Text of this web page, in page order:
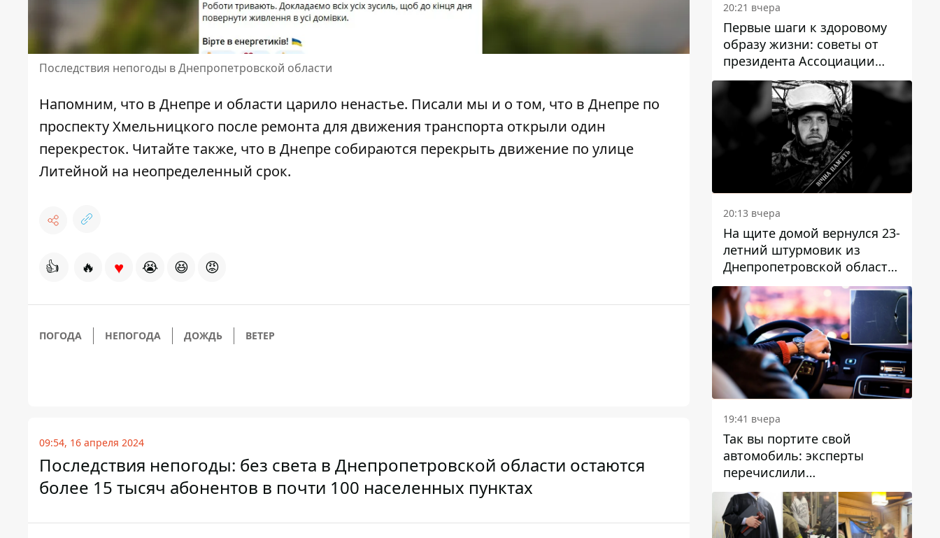
Последствия непогоды в Днепропетровской области
Напомним, что в Днепре и области царило ненастье. Писали мы и о том, что в Днепре по
проспекту Хмельницкого после ремонта для движения транспорта открыли один
перекресток. Читайте также, что в Днепре собираются перекрыть движение по улице
Литейной на неопределенный срок.
👍 🔥 ♥ 😭 😆 😡
ПОГОДА НЕПОГОДА ДОЖДЬ ВЕТЕР
09:54, 16 апреля 2024
Последствия непогоды: без света в Днепропетровской области остаются
более 15 тысяч абонентов в почти 100 населенных пунктах
20:21 вчера
Первые шаги к здоровому
образу жизни: советы от
президента Ассоциации
диетологов Украины
20:13 вчера
На щите домой вернулся 23-
летний штурмовик из
Днепропетровской области
Богдан Бескровный
19:41 вчера
Так вы портите свой
автомобиль: эксперты
перечислили
распространенные
привычки водителей,
которые на самом деле